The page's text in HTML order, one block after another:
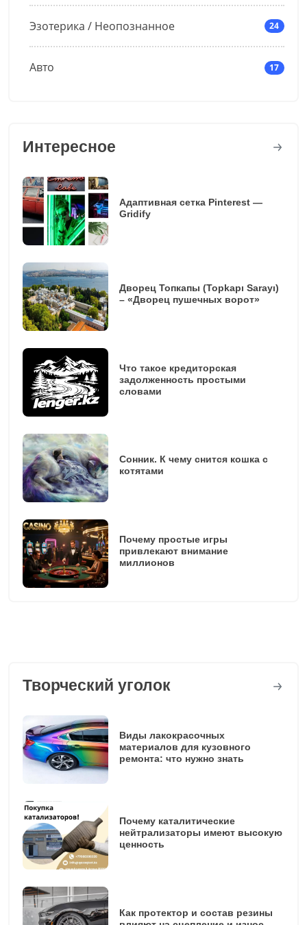
Эзотерика / Неопознанное 24
Авто 17
Интересное
Адаптивная сетка Pinterest —
Gridify
Дворец Топкапы (Topkapı Sarayı)
– «Дворец пушечных ворот»
Что такое кредиторская
задолженность простыми
словами
Сонник. К чему снится кошка с
котятами
Почему простые игры
привлекают внимание
миллионов
Творческий уголок
Виды лакокрасочных
материалов для кузовного
ремонта: что нужно знать
Почему каталитические
нейтрализаторы имеют высокую
ценность
Как протектор и состав резины